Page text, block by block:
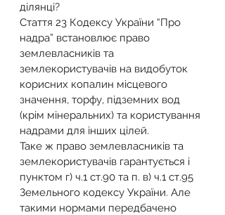
ділянці?
Стаття 23 Кодексу України “Про
надра” встановлює право
землевласників та
землекористувачів на видобуток
корисних копалин місцевого
значення, торфу, підземних вод
(крім мінеральних) та користування
надрами для інших цілей.
Таке ж право землевласників та
землекористувачів гарантується і
пунктом г) ч.1 ст.90 та п. в) ч.1 ст.95
Земельного кодексу України. Але
такими нормами передбачено